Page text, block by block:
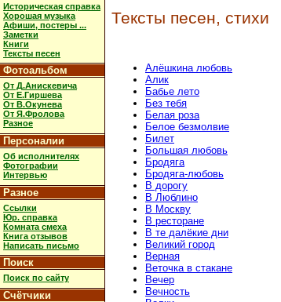
Историческая справка
Хорошая музыка
Афиши, постеры ...
Заметки
Книги
Тексты песен
Фотоальбом
От Д.Анискевича
От Е.Гиршева
От В.Окунева
От Я.Фролова
Разное
Персоналии
Об исполнителях
Фотографии
Интервью
Разное
Ссылки
Юр. справка
Комната смеха
Книга отзывов
Написать письмо
Поиск
Поиск по сайту
Счётчики
Тексты песен, стихи
Алёшкина любовь
Алик
Бабье лето
Без тебя
Белая роза
Белое безмолвие
Билет
Большая любовь
Бродяга
Бродяга-любовь
В дорогу
В Люблино
В Москву
В ресторане
В те далёкие дни
Великий город
Верная
Веточка в стакане
Вечер
Вечность